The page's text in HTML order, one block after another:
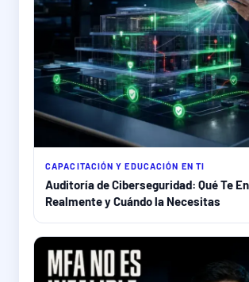
CAPACITACIÓN Y EDUCACIÓN EN TI
Auditoría de Ciberseguridad: Qué Te
Realmente y Cuándo la Necesitas